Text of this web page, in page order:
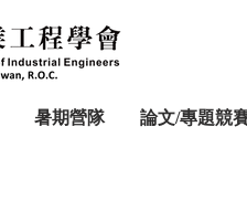
暑期營隊 論文/專題競